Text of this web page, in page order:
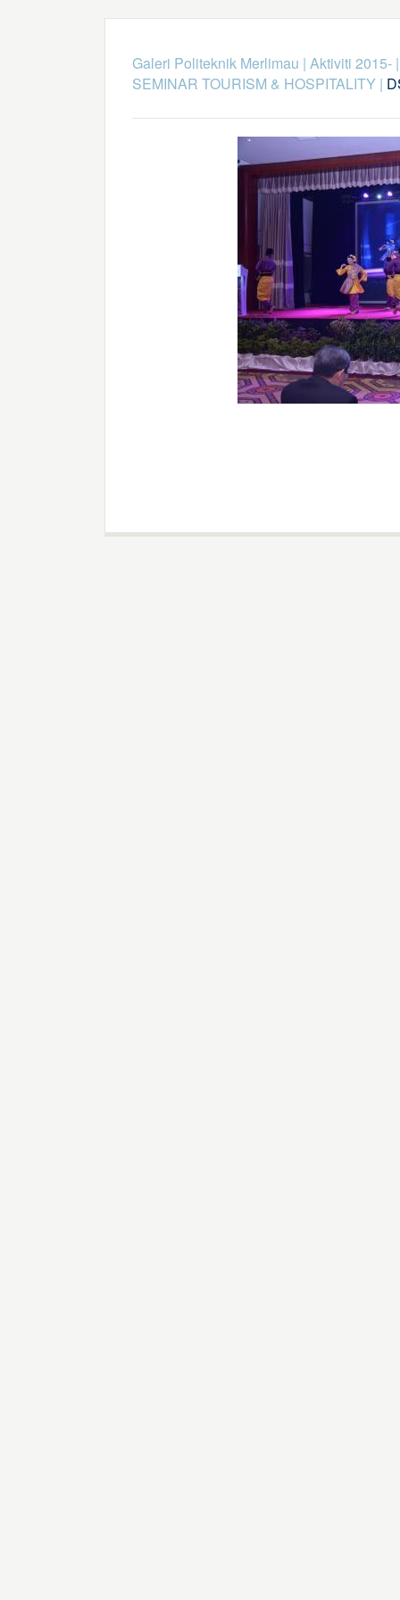
Galeri Politeknik Merlimau | Aktiviti 2015-
SEMINAR TOURISM & HOSPITALITY|